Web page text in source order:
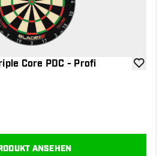
Core PDC - Profi
öffnen
Zur
ANSEHEN